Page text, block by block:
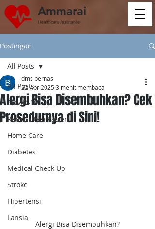
Ammarai
Healthcare Assistance
Postingan
All Posts
COVID-19
Rehabilitasi Pasien
Home Care
Diabetes
Medical Check Up
Stroke
Hipertensi
Lansia
All Posts
Alergi Bisa Disembuhkan? Cek
Prosedurnya di Sini!
dms bernas
22 Apr 20253 menit membaca
Alergi Bisa Disembuhkan?